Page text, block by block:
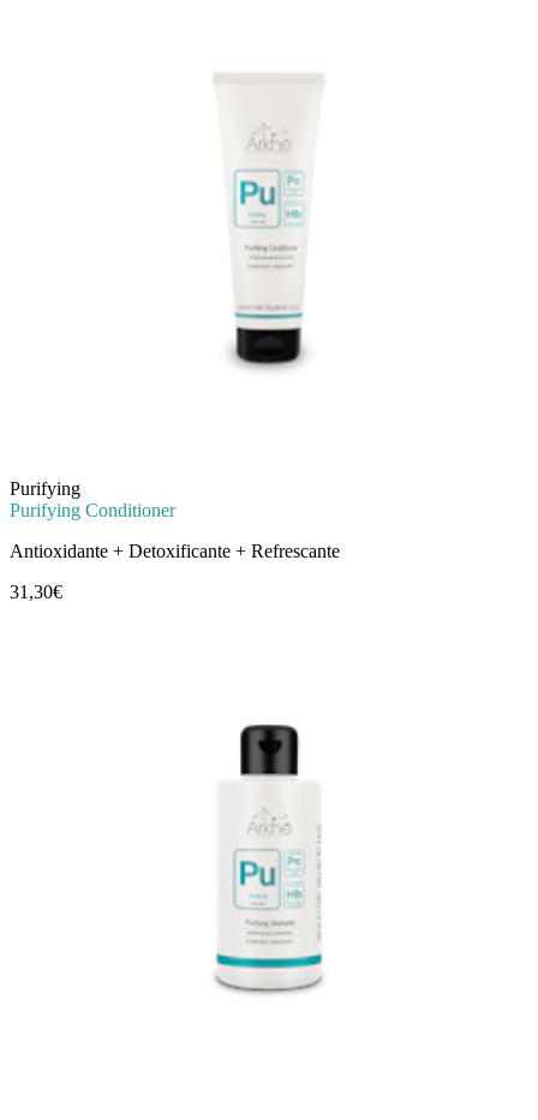
Purifying
Purifying Conditioner
Antioxidante + Detoxificante + Refrescante
31,30€